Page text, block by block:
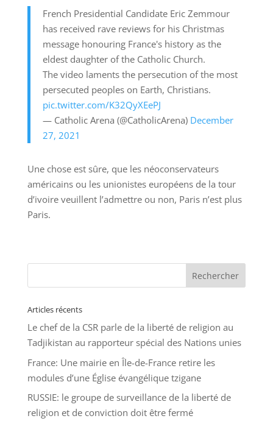
French Presidential Candidate Eric Zemmour
has received rave reviews for his Christmas
message honouring France's history as the
eldest daughter of the Catholic Church.
The video laments the persecution of the most
persecuted peoples on Earth, Christians.
pic.twitter.com/K32QyXEePJ
— Catholic Arena (@CatholicArena) December
27, 2021
Une chose est sûre, que les néoconservateurs
américains ou les unionistes européens de la tour
d’ivoire veuillent l’admettre ou non, Paris n’est plus
Paris.
Articles récents
Le chef de la CSR parle de la liberté de religion au
Tadjikistan au rapporteur spécial des Nations unies
France: Une mairie en Île-de-France retire les
modules d’une Église évangélique tzigane
RUSSIE: le groupe de surveillance de la liberté de
religion et de conviction doit être fermé